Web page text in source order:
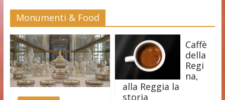
Monumenti & Food
Caffè
della
Regi
na,
alla Reggia la
storia